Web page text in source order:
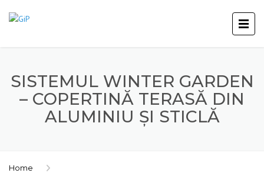
SISTEMUL WINTER GARDEN
– COPERTINĂ TERASĂ DIN
ALUMINIU ȘI STICLĂ
Home